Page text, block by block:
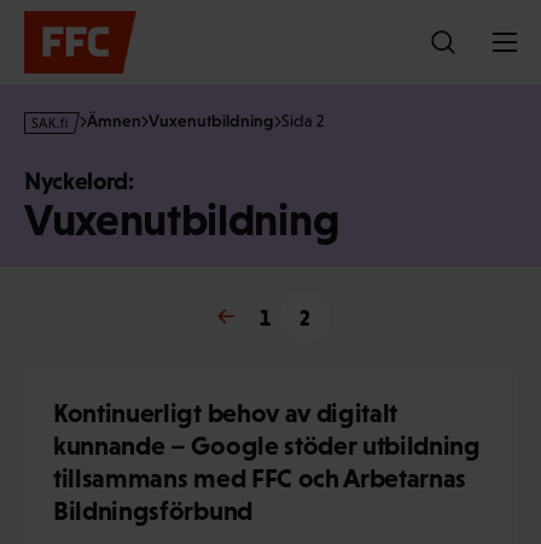
Hoppa
innehållet
s
k
·
f
Ämnen Vuxenutbildning Sida 2
Nyckelord:
Vuxenutbildning
← Föregående
1 2
Kontinuerligt behov av digitalt
kunnande – Google stöder utbildning
tillsammans med FFC och Arbetarnas
Bildningsförbund